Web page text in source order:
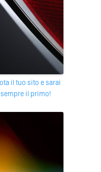
sempre il primo!